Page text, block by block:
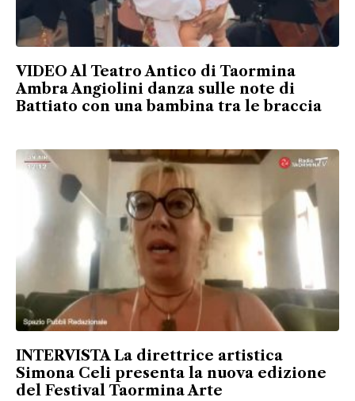
VIDEO Al Teatro Antico di Taormina
Ambra Angiolini danza sulle note di
Battiato con una bambina tra le braccia
INTERVISTA La direttrice artistica
Simona Celi presenta la nuova edizione
del Festival Taormina Arte